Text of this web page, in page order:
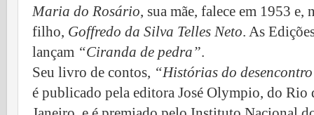
Maria do Rosário, sua mãe, falece em 1953 e,
filho, Goffredo da Silva Telles Neto. As
lançam “Ciranda de pedra”.
Seu livro de contos, “Histórias do
é publicado pela editora José Olympio, do Rio